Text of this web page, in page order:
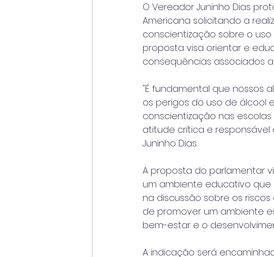
O Vereador Juninho Dias
Americana solicitando a
conscientização sobre o
proposta visa orientar e
consequências associados
"É fundamental que nossos
os perigos do uso de álcool
conscientização nas
atitude crítica e responsável
Juninho Dias.
A proposta do parlamentar
um ambiente educativo
na discussão sobre os
de promover um ambiente
bem-estar e o
A indicação será